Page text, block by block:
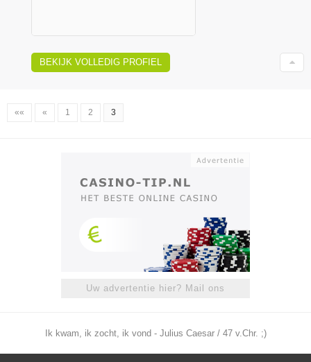
BEKIJK VOLLEDIG PROFIEL
«« « 1 2 3
Uw advertentie hier? Mail ons
Ik kwam, ik zocht, ik vond - Julius Caesar / 47 v.Chr. ;)